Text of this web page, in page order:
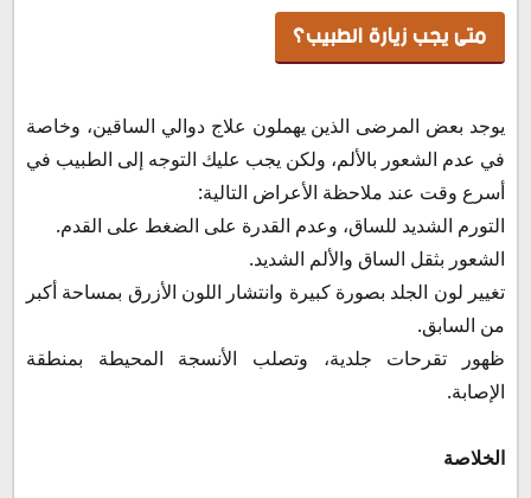
متى يجب زيارة الطبيب؟
يوجد بعض المرضى الذين يهملون علاج دوالي الساقين، وخاصة
في عدم الشعور بالألم، ولكن يجب عليك التوجه إلى الطبيب في
أسرع وقت عند ملاحظة الأعراض التالية:
التورم الشديد للساق، وعدم القدرة على الضغط على القدم.
الشعور بثقل الساق والألم الشديد.
تغيير لون الجلد بصورة كبيرة وانتشار اللون الأزرق بمساحة أكبر
من السابق.
ظهور تقرحات جلدية، وتصلب الأنسجة المحيطة بمنطقة
الإصابة.
الخلاصة